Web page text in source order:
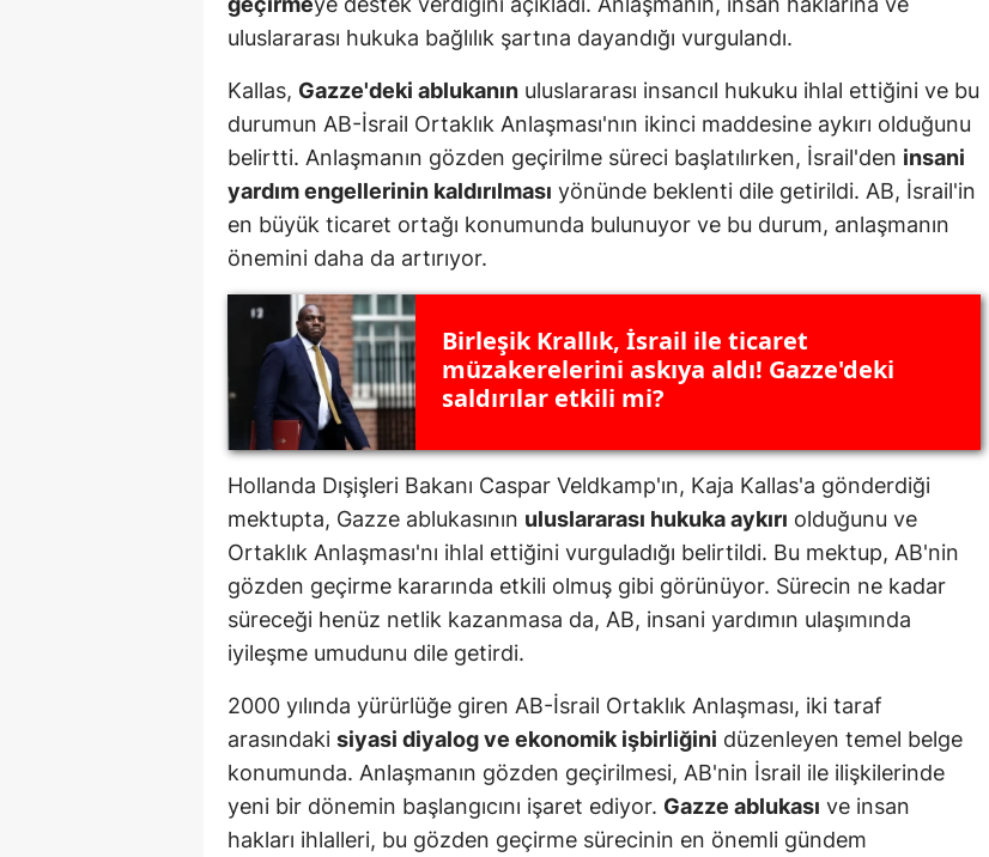
Edirne
Elazığ
Erzincan
Erzurum
Eskişehir
Giresun
Gümüşhane
Hatay
Isparta
Mersin
İstanbul
Kastamonu
Kayseri
uluslararası hukuka bağlılık şartına dayandığı vurgulandı.
Kallas, Gazze'deki ablukanın uluslararası insancıl hukuku ihlal ettiğini ve bu
durumun AB-İsrail Ortaklık Anlaşması'nın ikinci maddesine aykırı olduğunu
belirtti. Anlaşmanın gözden geçirilme süreci başlatılırken, İsrail'den insani
yardım engellerinin kaldırılması yönünde beklenti dile getirildi. AB, İsrail'in
en büyük ticaret ortağı konumunda bulunuyor ve bu durum, anlaşmanın
önemini daha da artırıyor.
Birleşik Krallık, İsrail ile ticaret
müzakerelerini askıya aldı! Gazze'deki
saldırılar etkili mi?
Hollanda Dışişleri Bakanı Caspar Veldkamp'ın, Kaja Kallas'a gönderdiği
mektupta, Gazze ablukasının uluslararası hukuka aykırı olduğunu ve
Ortaklık Anlaşması'nı ihlal ettiğini vurguladığı belirtildi. Bu mektup, AB'nin
gözden geçirme kararında etkili olmuş gibi görünüyor. Sürecin ne kadar
süreceği henüz netlik kazanmasa da, AB, insani yardımın ulaşımında
iyileşme umudunu dile getirdi.
2000 yılında yürürlüğe giren AB-İsrail Ortaklık Anlaşması, iki taraf
arasındaki siyasi diyalog ve ekonomik işbirliğini düzenleyen temel belge
konumunda. Anlaşmanın gözden geçirilmesi, AB'nin İsrail ile ilişkilerinde
yeni bir dönemin başlangıcını işaret ediyor. Gazze ablukası ve insan
hakları ihlalleri, bu gözden geçirme sürecinin en önemli gündem